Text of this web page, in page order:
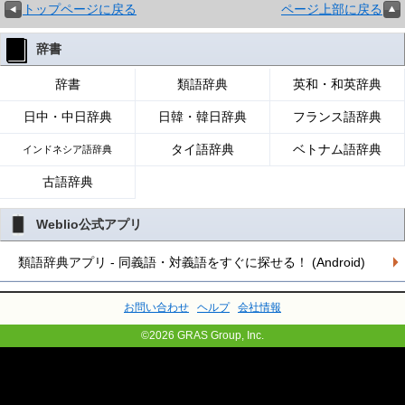
トップページに戻る ページ上部に戻る
辞書
辞書 類語辞典 英和・和英辞典
日中・中日辞典 日韓・韓日辞典 フランス語辞典
インドネシア語辞典 タイ語辞典 ベトナム語辞典
古語辞典
Weblio公式アプリ
類語辞典アプリ - 同義語・対義語をすぐに探せる！ (Android)
お問い合わせ ヘルプ 会社情報
©2026 GRAS Group, Inc.